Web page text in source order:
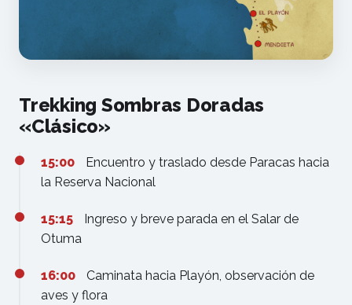
Trekking Sombras Doradas
«Clásico»
15:00
Encuentro y traslado desde Paracas hacia
la Reserva Nacional
15:15
Ingreso y breve parada en el Salar de
Otuma
16:00
Caminata hacia Playón, observación de
aves y flora